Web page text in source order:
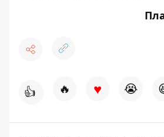
👍 🔥 ♥ 😭